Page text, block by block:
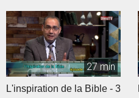
27 min
L'inspiration de la Bible - 3